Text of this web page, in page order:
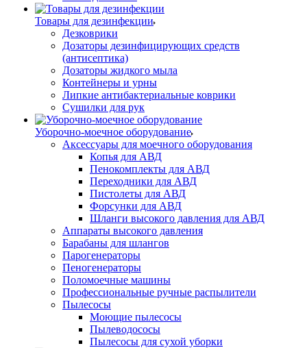
Товары для дезинфекции
Дезковрики
Дозаторы дезинфицирующих средств
(антисептика)
Дозаторы жидкого мыла
Контейнеры и урны
Липкие антибактериальные коврики
Сушилки для рук
Уборочно-моечное оборудование
Аксессуары для моечного оборудования
Копья для АВД
Пенокомплекты для АВД
Переходники для АВД
Пистолеты для АВД
Форсунки для АВД
Шланги высокого давления для АВД
Аппараты высокого давления
Барабаны для шлангов
Парогенераторы
Пеногенераторы
Поломоечные машины
Профессиональные ручные распылители
Пылесосы
Моющие пылесосы
Пылеводососы
Пылесосы для сухой уборки